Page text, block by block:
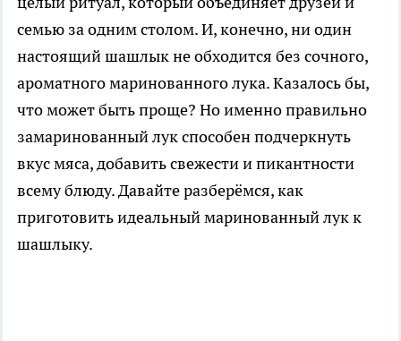
семью за одним столом. И, конечно, ни один
настоящий шашлык не обходится без сочного,
ароматного маринованного лука. Казалось бы,
что может быть проще? Но именно правильно
замаринованный лук способен подчеркнуть
вкус мяса, добавить свежести и пикантности
всему блюду. Давайте разберёмся, как
приготовить идеальный маринованный лук к
шашлыку.